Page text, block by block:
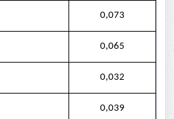
0,073
0,065
0,032
0,039